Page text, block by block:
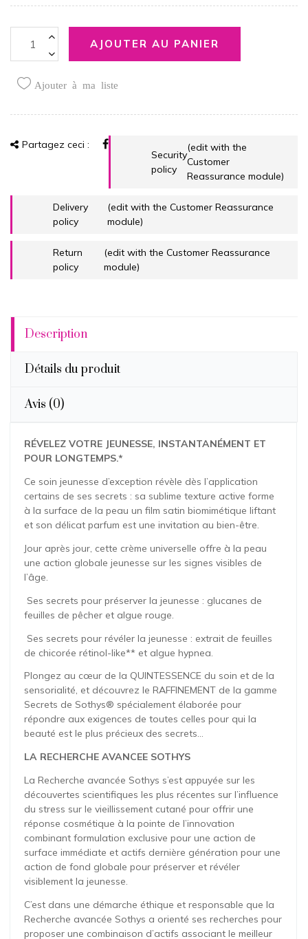
AJOUTER AU PANIER
Ajouter à ma liste
Partagez ceci :
Security
policy
(edit with the
Customer
Reassurance module)
Delivery
policy
(edit with the Customer Reassurance
module)
Return
policy
(edit with the Customer Reassurance
module)
Description
Détails du produit
Avis (0)
RÉVELEZ VOTRE JEUNESSE, INSTANTANÉMENT ET
POUR LONGTEMPS.*
Ce soin jeunesse d’exception révèle dès l’application
certains de ses secrets : sa sublime texture active forme
à la surface de la peau un film satin biomimétique liftant
et son délicat parfum est une invitation au bien-être.
Jour après jour, cette crème universelle offre à la peau
une action globale jeunesse sur les signes visibles de
l’âge.
Ses secrets pour préserver la jeunesse : glucanes de
feuilles de pêcher et algue rouge.
Ses secrets pour révéler la jeunesse : extrait de feuilles
de chicorée rétinol-like** et algue hypnea.
Plongez au cœur de la QUINTESSENCE du soin et de la
sensorialité, et découvrez le RAFFINEMENT de la gamme
Secrets de Sothys® spécialement élaborée pour
répondre aux exigences de toutes celles pour qui la
beauté est le plus précieux des secrets…
LA RECHERCHE AVANCEE SOTHYS
La Recherche avancée Sothys s’est appuyée sur les
découvertes scientifiques les plus récentes sur l’influence
du stress sur le vieillissement cutané pour offrir une
réponse cosmétique à la pointe de l’innovation
combinant formulation exclusive pour une action de
surface immédiate et actifs dernière génération pour une
action de fond globale pour préserver et révéler
visiblement la jeunesse.
C’est dans une démarche éthique et responsable que la
Recherche avancée Sothys a orienté ses recherches pour
proposer une combinaison d’actifs associant le meilleur